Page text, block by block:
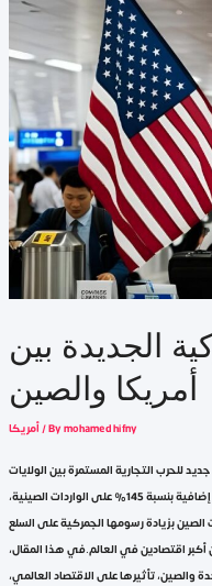
الجديدة بين
أمريكا والصين
أمريكا/ Bymohamed hifny
للحرب التجارية المستمرة بين الولايات
المتحدة والصين، أعلنت واشنطن عن فرض رسوم جمركية إضافية بنسبة 145% على الواردات الصينية،
مماثلة، ردت الصين بزيادة رسومها الجمركية على السلع
بين أكبر اقتصادين في العالم.في هذا المقال،
والصين، تأثيرها على الاقتصاد العالمي،